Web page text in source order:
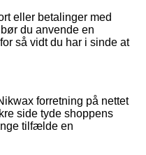
eller betalinger med
du anvende en
så vidt du har i sinde at
forretning på nettet
side tyde shoppens
tilfælde en